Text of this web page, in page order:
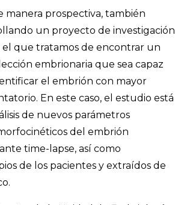
manera prospectiva, también
un proyecto de investigación
el que tratamos de encontrar un
embrionaria que sea capaz
el embrión con mayor
En este caso, el estudio está
de nuevos parámetros
del embrión
time-lapse, así como
de los pacientes y extraídos de